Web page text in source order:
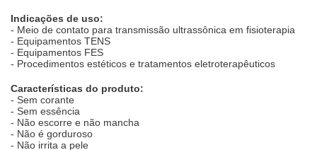
Indicações de uso:
- Meio de contato para transmissão ultrassônica em fisioterapia
- Equipamentos TENS
- Equipamentos FES
- Procedimentos estéticos e tratamentos eletroterapêuticos
Características do produto:
- Sem corante
- Sem essência
- Não escorre e não mancha
- Não é gorduroso
- Não irrita a pele